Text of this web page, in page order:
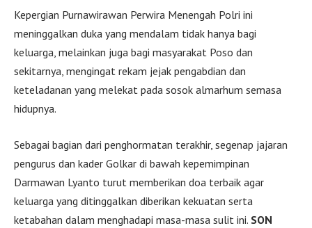
Kepergian Purnawirawan Perwira Menengah Polri ini
meninggalkan duka yang mendalam tidak hanya bagi
keluarga, melainkan juga bagi masyarakat Poso dan
sekitarnya, mengingat rekam jejak pengabdian dan
keteladanan yang melekat pada sosok almarhum semasa
hidupnya.
Sebagai bagian dari penghormatan terakhir, segenap jajaran
pengurus dan kader Golkar di bawah kepemimpinan
Darmawan Lyanto turut memberikan doa terbaik agar
keluarga yang ditinggalkan diberikan kekuatan serta
ketabahan dalam menghadapi masa-masa sulit ini. SON